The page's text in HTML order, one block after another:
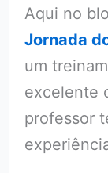
Aqui no
Jornada
um
excelente
professor